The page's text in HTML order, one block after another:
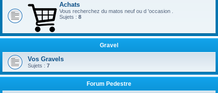
Achats
Vous recherchez du matos neuf ou d 'occasion .
Sujets : 8
Gravel
Vos Gravels
Sujets : 7
Forum Pedestre